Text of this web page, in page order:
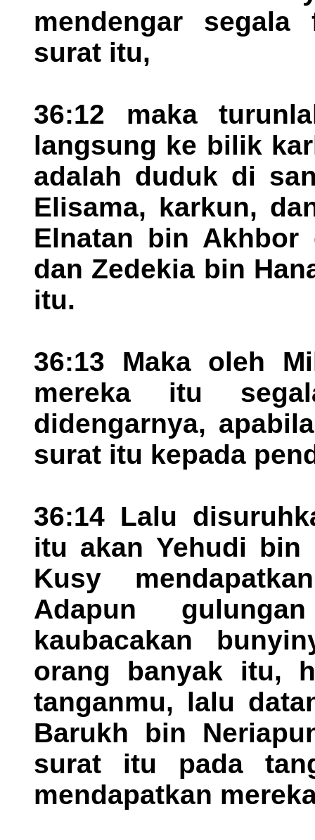
mendengar
surat itu,
36:12 maka
langsung ke bilik
adalah duduk di
Elisama, karkun,
Elnatan bin Akhbor
dan Zedekia bin
itu.
36:13 Maka oleh
mereka itu
didengarnya,
surat itu kepada
36:14 Lalu
itu akan Yehudi bin
Kusy
Adapun
kaubacakan
orang banyak itu,
tanganmu, lalu
Barukh bin
surat itu pada
mendapatkan